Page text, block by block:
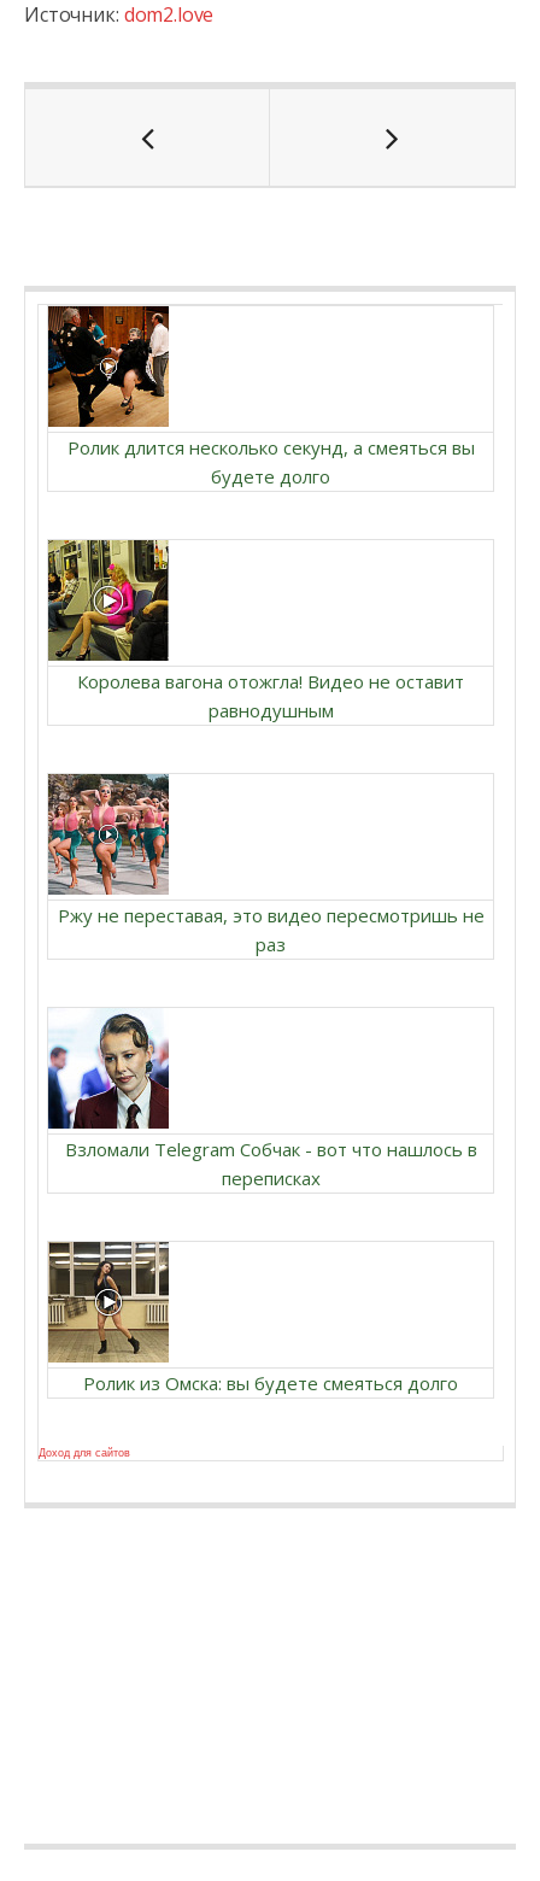
Источник: dom2.love
Ролик длится несколько секунд, а смеяться вы
будете долго
Королева вагона отожгла! Видео не оставит
равнодушным
Ржу не переставая, это видео пересмотришь не
раз
Взломали Telegram Собчак - вот что нашлось в
переписках
Ролик из Омска: вы будете смеяться долго
Доход для сайтов